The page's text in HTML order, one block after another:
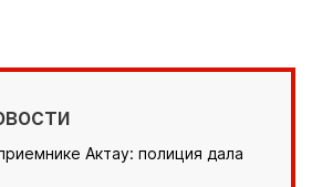
Актау: полиция дала